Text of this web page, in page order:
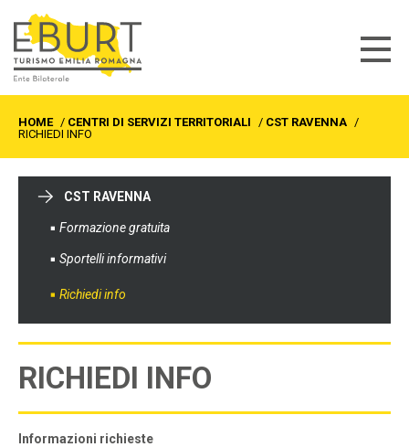
HOME / CENTRI DI SERVIZI TERRITORIALI / CST RAVENNA /
RICHIEDI INFO
CST RAVENNA
Formazione gratuita
Sportelli informativi
Richiedi info
RICHIEDI INFO
Informazioni richieste